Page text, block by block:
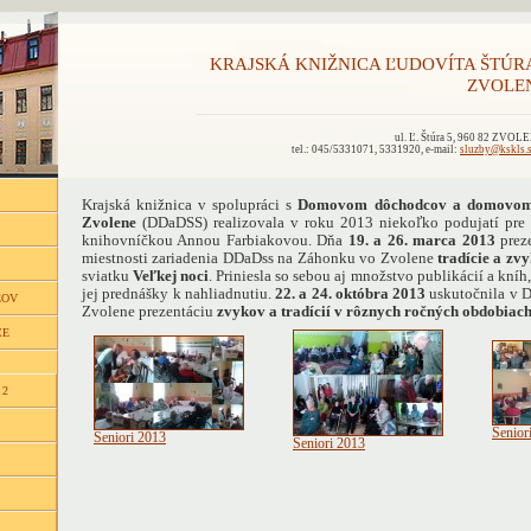
KRAJSKÁ KNIŽNICA ĽUDOVÍTA
ul. Ľ. Štúra 5, 960 82
tel.: 045/5331071, 5331920, e-mail:
2
Krajská knižnica v spolupráci sDomovom dôchodcov a
Zvolene (DDaDSS) realizovala v roku 2013 niekoľko podujatí pre
knihovníčkou Annou Farbiakovou. Dňa 19. a 26. marca 2013
miestnosti zariadenia DDaDss na Záhonku vo Zvolene tradície a
sviatku Veľkej noci. Priniesla so sebou aj množstvo publikácií a
jej prednášky k nahliadnutiu. 22. a 24. októbra 2013 uskutočnila v
Zvolene prezentáciu zvykov a tradícií v rôznych ročných obdobiach
Seniori 2013 Seniori 2013